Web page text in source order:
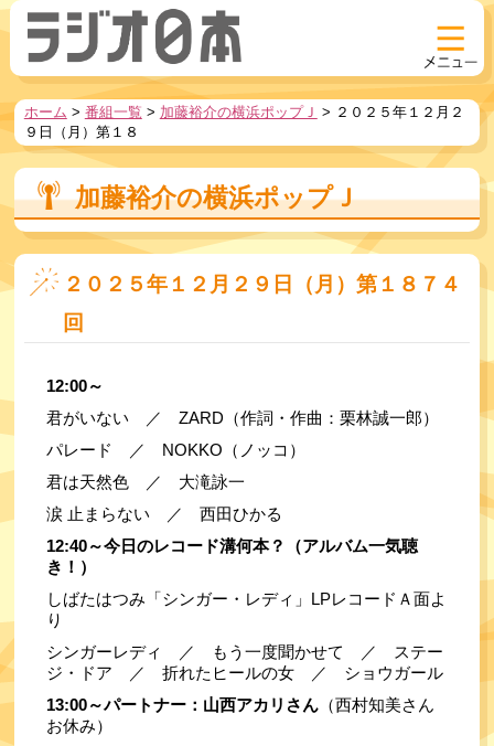
ホーム > 番組一覧 > 加藤裕介の横浜ポップＪ > ２０２５年１２月２
９日（月）第１８
加藤裕介の横浜ポップＪ
２０２５年１２月２９日（月）第１８７４
回
12:00～
君がいない　／　ZARD（作詞・作曲：栗林誠一郎）
パレード　／　NOKKO（ノッコ）
君は天然色　／　大滝詠一
涙 止まらない　／　西田ひかる
12:40～今日のレコード溝何本？（アルバム一気聴
き！）
しばたはつみ「シンガー・レディ」LPレコードＡ面よ
り
シンガーレディ　／　もう一度聞かせて　／　ステー
ジ・ドア　／　折れたヒールの女　／　ショウガール
13:00～パートナー：山西アカリさん（西村知美さん
お休み）